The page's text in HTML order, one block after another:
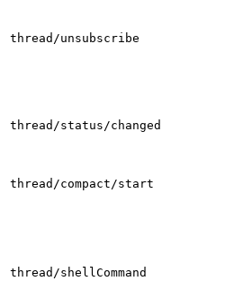
thread/unsubscribe
thread/status/changed
thread/compact/start
thread/shellCommand